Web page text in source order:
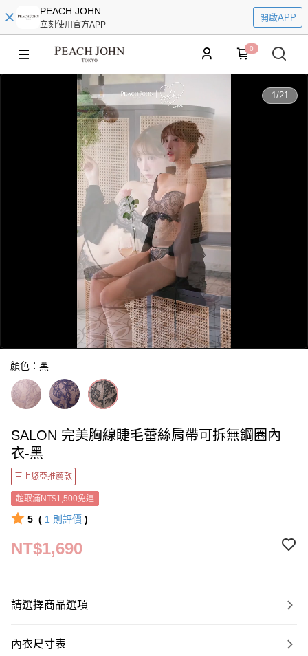
PEACH JOHN
立刻使用官方APP
開啟APP
0
0:00
0:17
1/21
顏色：黑
SALON 完美胸線睫毛蕾絲肩帶可拆無鋼圈內
衣-黑
三上悠亞推薦款
超取滿NT$1,500免運
5 ( 1 則評價 )
NT$1,690
請選擇商品選項
內衣尺寸表